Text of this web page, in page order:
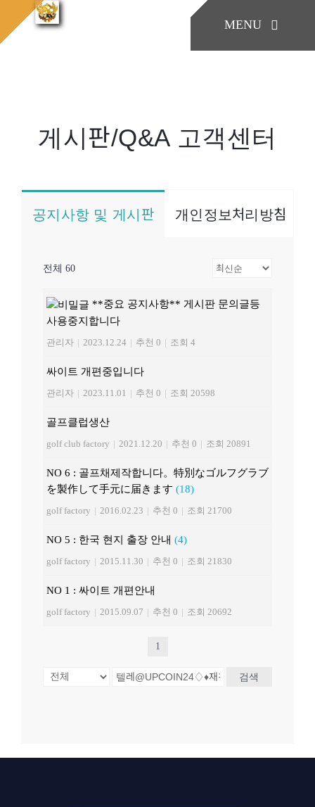
텐
MENU
COMPANY
게시판/Q&A
게시판/Q&A 고객센터
공지사항 및 게시판 개인정보처리방침
전체 60
**중요 공지사항** 게시판 문의글등
사용중지합니다
관리자 | 2023.12.24 | 추천 0 | 조회 4
싸이트 개편중입니다
관리자 | 2023.11.01 | 추천 0 | 조회 20598
골프클럽생산
golf club factory | 2021.12.20 | 추천 0 | 조회 20891
NO 6 : 골프채제작합니다。特別なゴルフグラブ
を製作して手元に届きます (18)
golf factory | 2016.02.23 | 추천 0 | 조회 21700
NO 5 : 한국 현지 출장 안내 (4)
golf factory | 2015.11.30 | 추천 0 | 조회 21830
NO 1 : 싸이트 개편안내
golf factory | 2015.09.07 | 추천 0 | 조회 20692
1
검색